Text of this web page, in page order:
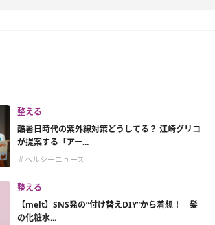
整える
酷暑日時代の紫外線対策どうしてる？ 江崎グリコ
が提案する「アー...
＃ヘルシーニュース
整える
【melt】SNS発の“付け替えDIY”から着想！ 髪
の化粧水...